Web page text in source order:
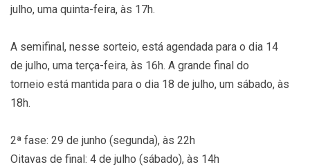
julho, uma quinta-feira, às 17h.
A semifinal, nesse sorteio, está agendada para o dia 14
de julho, uma terça-feira, às 16h. A grande final do
torneio está mantida para o dia 18 de julho, um sábado, às
18h.
2ª fase: 29 de junho (segunda), às 22h
Oitavas de final: 4 de julho (sábado), às 14h